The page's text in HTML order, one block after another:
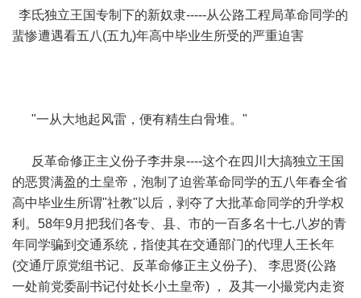
李氐独立王国专制下的新奴隶-----从公路工程局革命同学的
蜚惨遭遇看五八(五九)年高中毕业生所受的严重迫害
"一从大地起风雷，便有精生白骨堆。"
反革命修正主义份子李井泉----这个在四川大搞独立王国
的恶贯满盈的土皇帝，泡制了迫喾革命同学的五八年春全省
高中毕业生所谓"社教"以后，剥夺了大批革命同学的升学权
利。58年9月把我们各专、县、市的一百多名十七.八岁的青
年同学骗到交通系统，指使其在交通部门的代理人王长年
(交通厅原党组书记、反革命修正主义份子)、 李思贤(公路
一处前党委副书记付处长小土皇帝) ， 及其一小撮党内走资